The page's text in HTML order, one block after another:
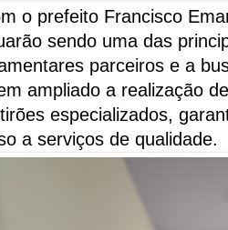
o prefeito Francisco
sendo uma das
parceiros e a
ampliado a realização
especializados,
a serviços de qualidade.